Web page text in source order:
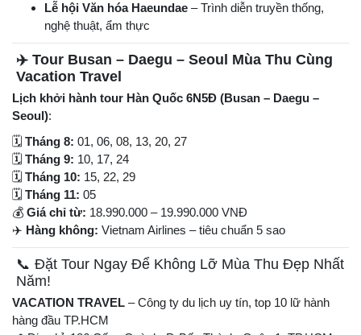
Lễ hội Văn hóa Haeundae – Trình diễn truyền thống,
nghệ thuật, ẩm thực
✈️ Tour Busan – Daegu – Seoul Mùa Thu Cùng
Vacation Travel
Lịch khởi hành tour Hàn Quốc 6N5Đ (Busan – Daegu –
Seoul):
🗓 Tháng 8: 01, 06, 08, 13, 20, 27
🗓 Tháng 9: 10, 17, 24
🗓 Tháng 10: 15, 22, 29
🗓 Tháng 11: 05
💰 Giá chỉ từ: 18.990.000 – 19.990.000 VNĐ
✈️ Hàng không: Vietnam Airlines – tiêu chuẩn 5 sao
📞 Đặt Tour Ngay Để Không Lỡ Mùa Thu Đẹp Nhất
Năm!
VACATION TRAVEL – Công ty du lịch uy tín, top 10 lữ hành
hàng đầu TP.HCM